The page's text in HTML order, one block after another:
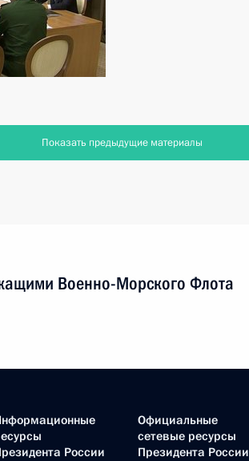
Показать предыдущие материалы
Военно-Морского Флота
России
Официальные
сетевые ресурсы
Президента России